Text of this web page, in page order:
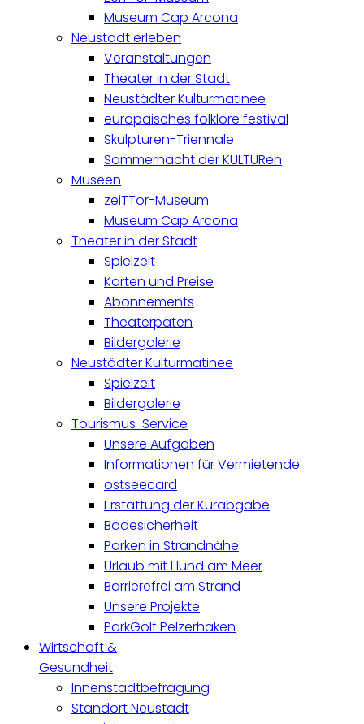
Museum Cap Arcona
Neustadt erleben
Veranstaltungen
Theater in der Stadt
Neustädter Kulturmatinee
europäisches folklore festival
Skulpturen-Triennale
Sommernacht der KULTURen
Museen
zeiTTor-Museum
Museum Cap Arcona
Theater in der Stadt
Spielzeit
Karten und Preise
Abonnements
Theaterpaten
Bildergalerie
Neustädter Kulturmatinee
Spielzeit
Bildergalerie
Tourismus-Service
Unsere Aufgaben
Informationen für Vermietende
ostseecard
Erstattung der Kurabgabe
Badesicherheit
Parken in Strandnähe
Urlaub mit Hund am Meer
Barrierefrei am Strand
Unsere Projekte
ParkGolf Pelzerhaken
Wirtschaft &
Gesundheit
Innenstadtbefragung
Standort Neustadt